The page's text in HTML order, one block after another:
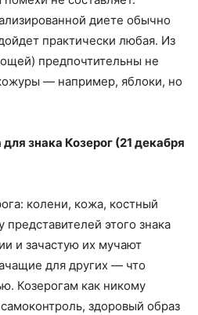
диете обычно
практически любая. Из
предпочтительны не
— например, яблоки, но
знака Козерог (21 декабря
колени, кожа, костный
этого знака
и зачастую их мучают
для других — что
Козерогам как никому
здоровый образ